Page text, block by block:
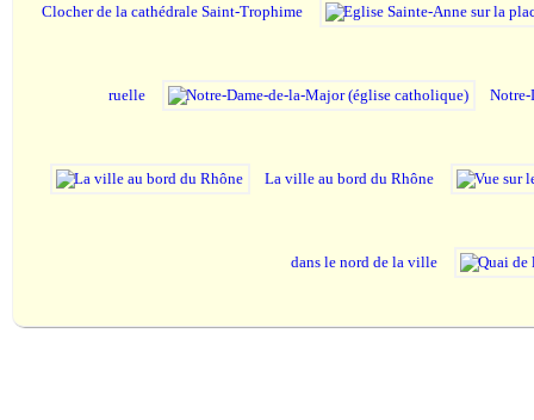
Clocher de la cathédrale Saint-Trophime
ruelle
La ville au bord du Rhône
dans le nord de la ville